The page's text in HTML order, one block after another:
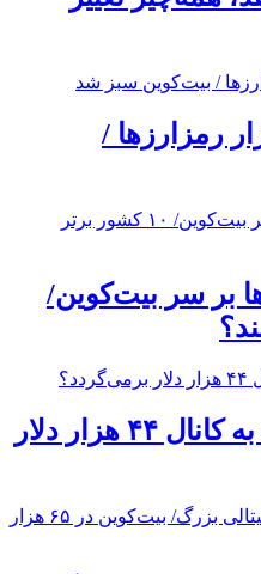
رمزارزها /
بر سر بیت‌کوین/
آیا بیت‌کوین دوباره به کانال ۴۴ هزار دلار